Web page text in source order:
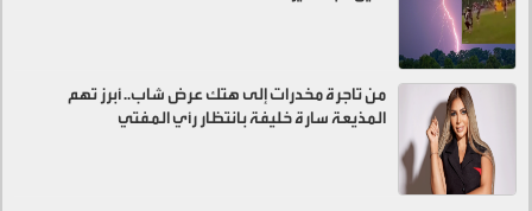
من تاجرة مخدرات إلى هتك عرض شاب.. أبرز تهم
المذيعة سارة خليفة بانتظار رأي المفتي